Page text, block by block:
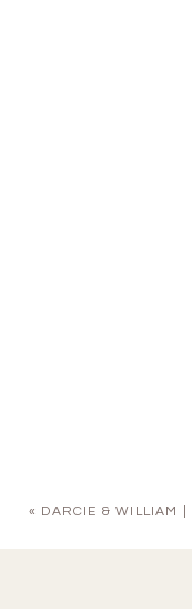
« DARCIE & WILLIAM |